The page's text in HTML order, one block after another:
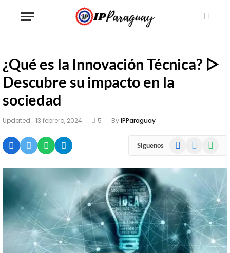
¿Qué es la Innovación Técnica? ▷
Descubre su impacto en la
sociedad
Updated: 13 febrero, 2024 5 ByIPParaguay
Siguenos Facebook